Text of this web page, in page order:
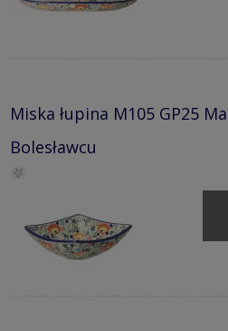
Miska łupina M105 GP25
Bolesławcu